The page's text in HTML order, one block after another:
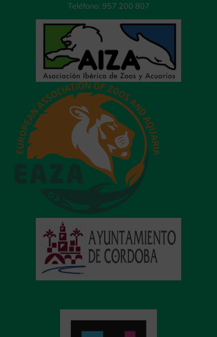
Teléfono: 957 200 807